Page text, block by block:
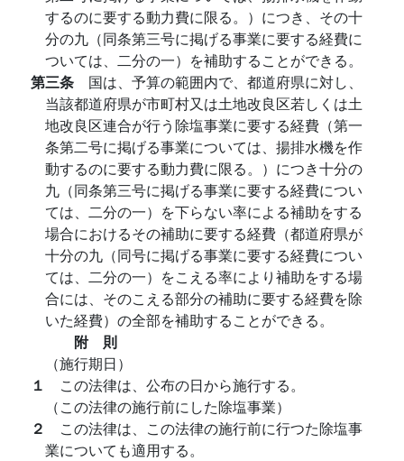
するのに要する動力費に限る。）につき、その十
分の九（同条第三号に掲げる事業に要する経費に
ついては、二分の一）を補助することができる。
第三条 国は、予算の範囲内で、都道府県に対し、
当該都道府県が市町村又は土地改良区若しくは土
地改良区連合が行う除塩事業に要する経費（第一
条第二号に掲げる事業については、揚排水機を作
動するのに要する動力費に限る。）につき十分の
九（同条第三号に掲げる事業に要する経費につい
ては、二分の一）を下らない率による補助をする
場合におけるその補助に要する経費（都道府県が
十分の九（同号に掲げる事業に要する経費につい
ては、二分の一）をこえる率により補助をする場
合には、そのこえる部分の補助に要する経費を除
いた経費）の全部を補助することができる。
附 則
（施行期日）
１ この法律は、公布の日から施行する。
（この法律の施行前にした除塩事業）
２ この法律は、この法律の施行前に行つた除塩事
業についても適用する。